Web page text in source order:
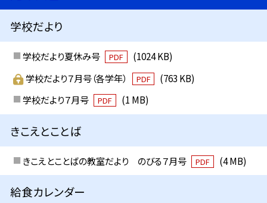
学校だより
学校だより夏休み号 PDF
(1024 KB)
学校だより７月号（各学年）
PDF
(763 KB)
学校だより７月号
PDF (1 MB)
きこえとことば
きこえとことばの教室だより のびる７月号 PDF (4 MB)
給食カレンダー